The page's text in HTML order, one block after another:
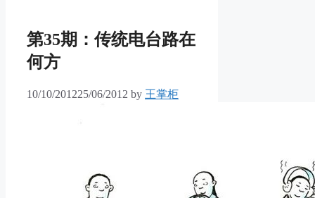
第35期：传统电台路在
何方
10/10/201225/06/2012 by 王掌柜